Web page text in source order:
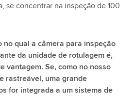
se concentrar na inspeção de 100
no qual a câmera para inspeção
da unidade de rotulagem é,
vantagem. Se, como no nosso
rastreável, uma grande
for integrada a um sistema de